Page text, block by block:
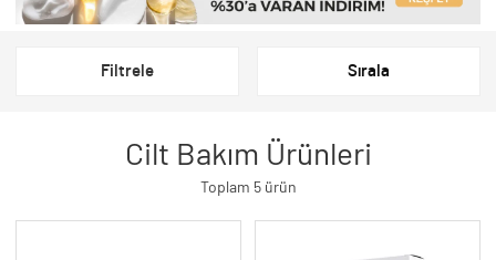
Filtrele Sırala
Cilt Bakım Ürünleri
Toplam 5 ürün